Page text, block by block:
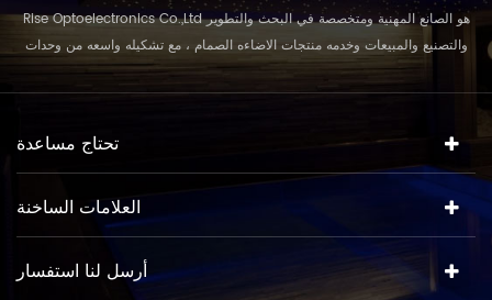
Rise Optoelectronics Co.,Ltd هو الصانع المهنية ومتخصصة في البحث والتطوير
والتصنيع والمبيعات وخدمه منتجات الاضاءه الصمام ، مع تشكيله واسعه من وحدات
الاضاءه للاستخدام السكنية والتجارية ، واستخدام lanscape. مع مفهوم الاعمال
ونموذج "الجودة الاولي ، الخدمة قبل كل شيء " ، والجمع بين التصميم المعاصر مع
تحتاج مساعدة
العلامات الساخنة
أرسل لنا استفسار